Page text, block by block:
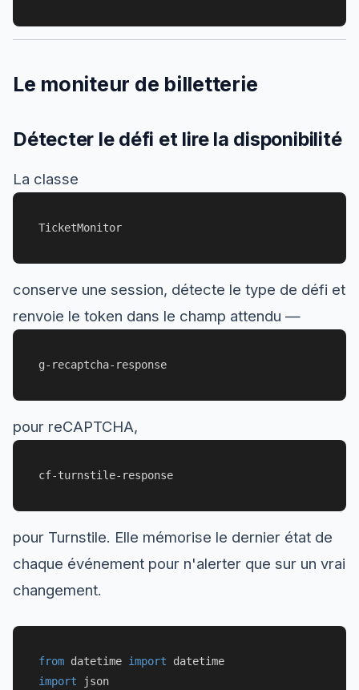
Le moniteur de billetterie
Détecter le défi et lire la disponibilité
La classe
TicketMonitor
conserve une session, détecte le type de défi et
renvoie le token dans le champ attendu —
g-recaptcha-response
pour reCAPTCHA,
cf-turnstile-response
pour Turnstile. Elle mémorise le dernier état de
chaque événement pour n'alerter que sur un vrai
changement.
from datetime import
import json